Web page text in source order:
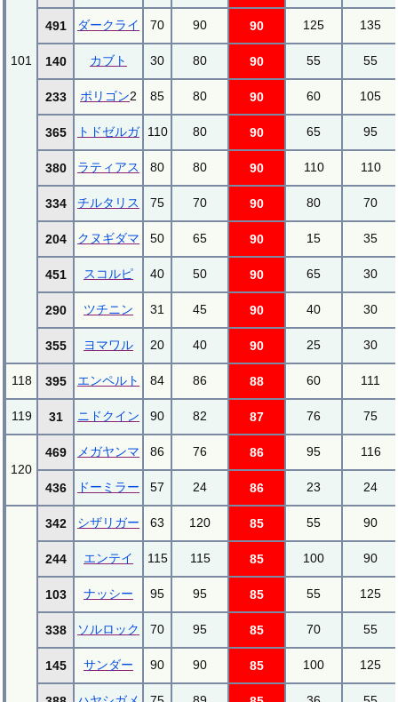
101
491 ダークライ 70 90 90 125 135
140 カブト 30 80 90 55 55
233 ポリゴン2 85 80 90 60 105
365 トドゼルガ 110 80 90 65 95
380 ラティアス 80 80 90 110 110
334 チルタリス 75 70 90 80 70
204 クヌギダマ 50 65 90 15 35
451 スコルピ 40 50 90 65 30
290 ツチニン 31 45 90 40 30
355 ヨマワル 20 40 90 25 30
118 395 エンペルト 84 86 88 60 111
119 31 ニドクイン 90 82 87 76 75
120
469 メガヤンマ 86 76 86 95 116
436 ドーミラー 57 24 86 23 24
342 シザリガー 63 120 85 55 90
244 エンテイ 115 115 85 100 90
103 ナッシー 95 95 85 55 125
338 ソルロック 70 95 85 70 55
145 サンダー 90 90 85 100 125